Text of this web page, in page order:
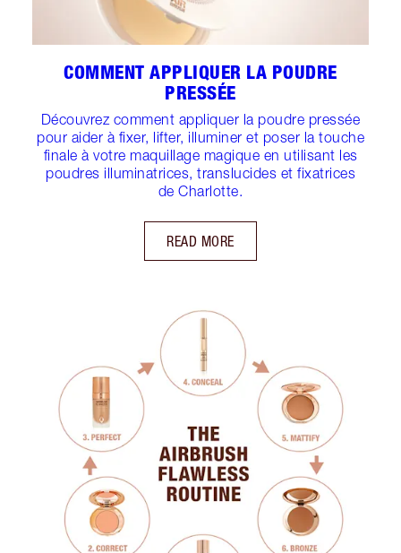
COMMENT APPLIQUER LA POUDRE
PRESSÉE
Découvrez comment appliquer la poudre pressée
pour aider à fixer, lifter, illuminer et poser la touche
finale à votre maquillage magique en utilisant les
poudres illuminatrices, translucides et fixatrices
de Charlotte.
READ MORE